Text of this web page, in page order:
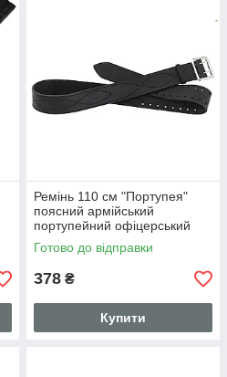
Ремінь 110 см "Портупея"
поясний армійський
портупейний офіцерський
ремінь пояс (шкіряний,
чорний)
Готово до відправки
378 ₴
Купити